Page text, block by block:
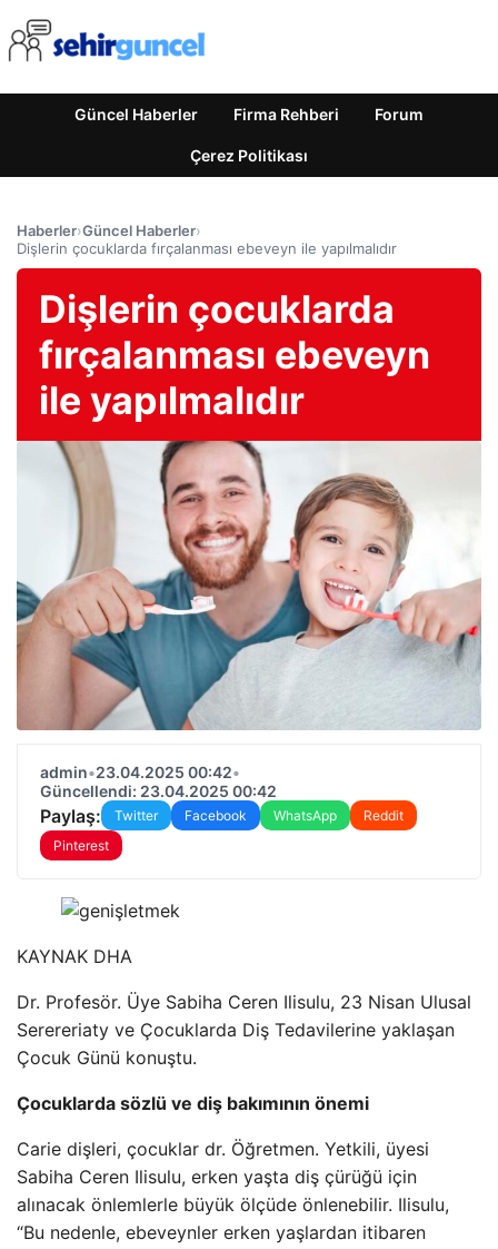
Güncel Haberler Firma Rehberi Forum
Çerez Politikası
Haberler›Güncel Haberler›
Dişlerin çocuklarda fırçalanması ebeveyn ile yapılmalıdır
Dişlerin çocuklarda
fırçalanması ebeveyn
ile yapılmalıdır
admin•23.04.2025 00:42•
Güncellendi: 23.04.2025 00:42
Paylaş: Twitter Facebook WhatsApp
Reddit
Pinterest
KAYNAK DHA
Dr. Profesör. Üye Sabiha Ceren Ilisulu, 23 Nisan Ulusal
Serereriaty ve Çocuklarda Diş Tedavilerine yaklaşan
Çocuk Günü konuştu.
Çocuklarda sözlü ve diş bakımının önemi
Carie dişleri, çocuklar dr. Öğretmen. Yetkili, üyesi
Sabiha Ceren Ilisulu, erken yaşta diş çürüğü için
alınacak önlemlerle büyük ölçüde önlenebilir. Ilisulu,
“Bu nedenle, ebeveynler erken yaşlardan itibaren